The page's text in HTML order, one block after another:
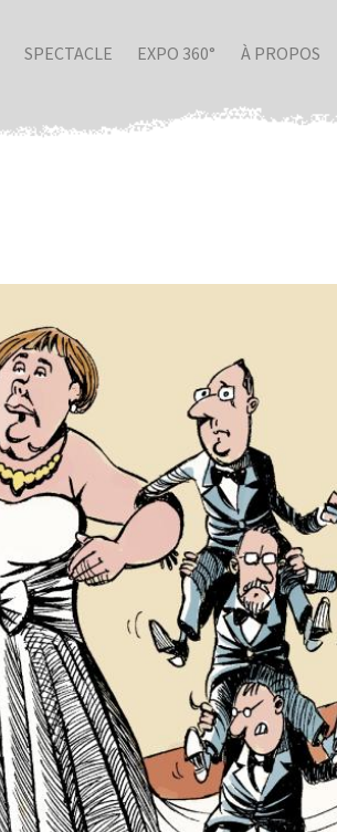
SPECTACLE EXPO 360° À PROPOS